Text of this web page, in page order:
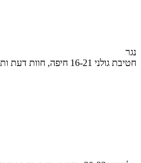
נגר
חטיבת גולני 16-21 חיפה, חוות דעת ותוכנית הידרולוגית לניהול מי נגר